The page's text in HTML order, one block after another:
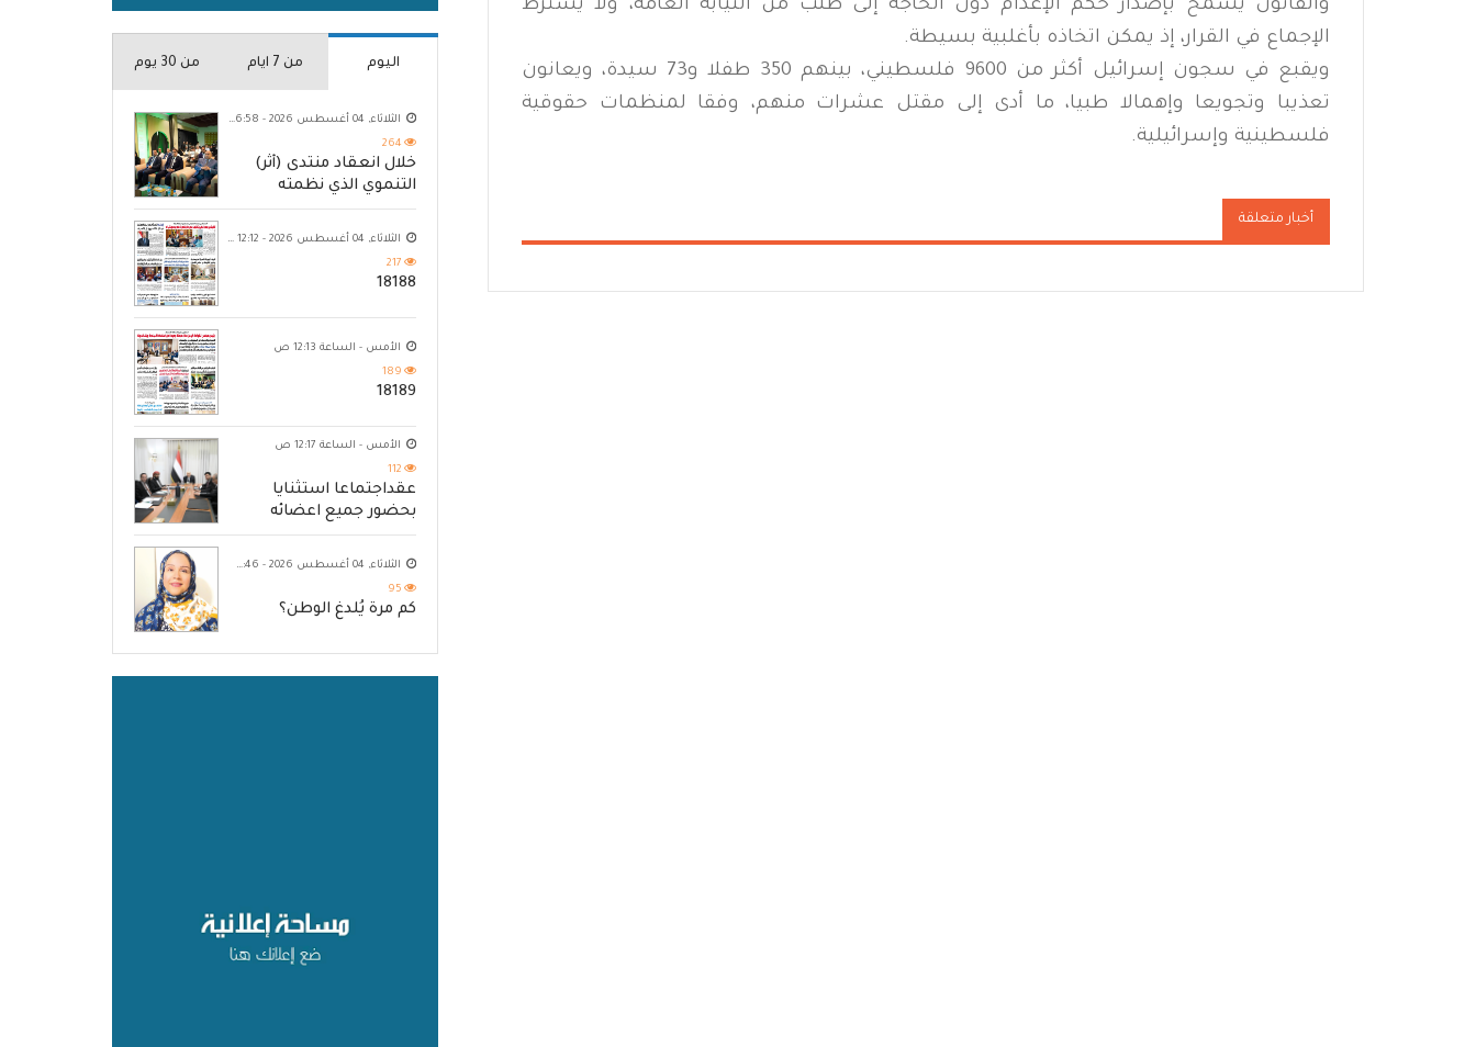
والقانون يسمح بإصدار حكم الإعدام دون الحاجة إلى طلب من النيابة العامة، ولا يشترط
الإجماع في القرار، إذ يمكن اتخاذه بأغلبية بسيطة.
ويقبع في سجون إسرائيل أكثر من 9600 فلسطيني، بينهم 350 طفلا و73 سيدة، ويعانون
تعذيبا وتجويعا وإهمالا طبيا، ما أدى إلى مقتل عشرات منهم، وفقا لمنظمات حقوقية
فلسطينية وإسرائيلية.
أخبار متعلقة
اليوم من 7 ايام من 30 يوم
الثلاثاء, 04 أغسطس 2026 - 06:58 م
264
خلال انعقاد منتدى (أثر)
التنموي الذي نظمته
مؤسسة حضرموت
الثلاثاء, 04 أغسطس 2026 - 12:12 ص
217
18188
الأمس - الساعة 12:13 ص
189
18189
الأمس - الساعة 12:17 ص
112
عقداجتماعا استثنايا
بحضور جميع اعضائه
الثلاثاء, 04 أغسطس 2026 - 10:46 م
95
كم مرة يُلدغ الوطن؟